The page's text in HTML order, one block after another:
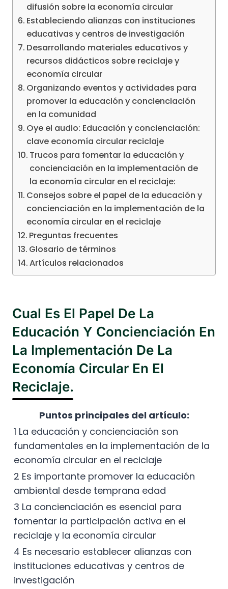
difusión sobre la economía circular
Estableciendo alianzas con instituciones
educativas y centros de investigación
Desarrollando materiales educativos y
recursos didácticos sobre reciclaje y
economía circular
Organizando eventos y actividades para
promover la educación y concienciación
en la comunidad
Oye el audio: Educación y concienciación:
clave economía circular reciclaje
Trucos para fomentar la educación y
concienciación en la implementación de
la economía circular en el reciclaje:
Consejos sobre el papel de la educación y
concienciación en la implementación de la
economía circular en el reciclaje
Preguntas frecuentes
Glosario de términos
Artículos relacionados
Cual Es El Papel De La
Educación Y Concienciación En
La Implementación De La
Economía Circular En El
Reciclaje.
Puntos principales del artículo:
1 La educación y concienciación son
fundamentales en la implementación de la
economía circular en el reciclaje
2 Es importante promover la educación
ambiental desde temprana edad
3 La concienciación es esencial para
fomentar la participación activa en el
reciclaje y la economía circular
4 Es necesario establecer alianzas con
instituciones educativas y centros de
investigación